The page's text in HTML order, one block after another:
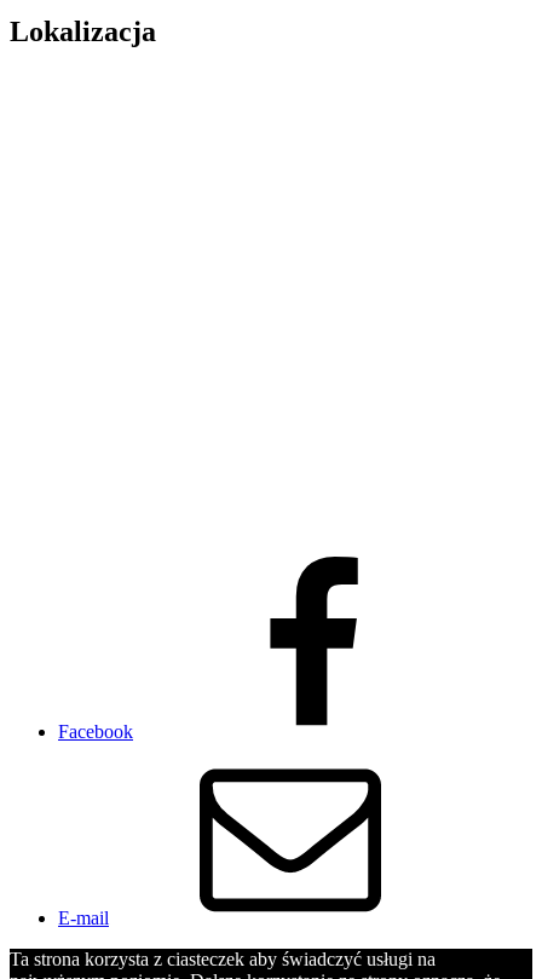
Lokalizacja
Facebook
E-mail
Ta strona korzysta z ciasteczek aby świadczyć usługi na